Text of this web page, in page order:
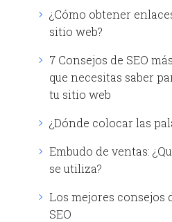
¿Cómo obtener
sitio web?
7 Consejos de SEO
que necesitas saber
tu sitio web
¿Dónde colocar las
Embudo de ventas:
se utiliza?
Los mejores consejos
SEO